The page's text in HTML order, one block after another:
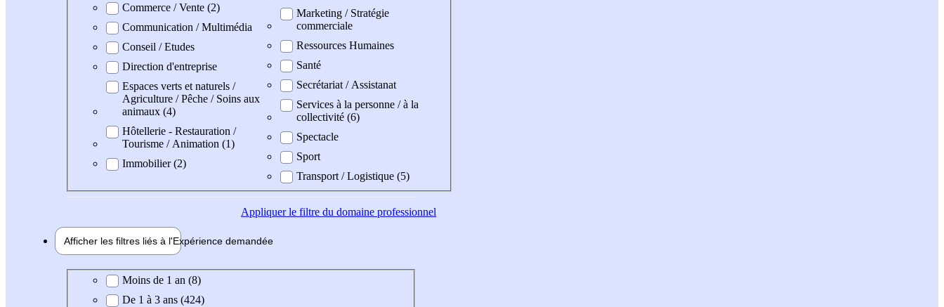
Commerce / Vente (2)
Communication / Multimédia
Conseil / Etudes
Direction d'entreprise
Espaces verts et naturels /
Agriculture / Pêche / Soins aux
animaux (4)
Hôtellerie - Restauration /
Tourisme / Animation (1)
Immobilier (2)
Marketing / Stratégie
commerciale
Ressources Humaines
Santé
Secrétariat / Assistanat
Services à la personne / à la
collectivité (6)
Spectacle
Sport
Transport / Logistique (5)
Appliquerle filtre du domaine professionnel
Afficher les filtres liés à l'Expérience demandée
Expérience demandée
Moins de 1 an (8)
De 1 à 3 ans (424)